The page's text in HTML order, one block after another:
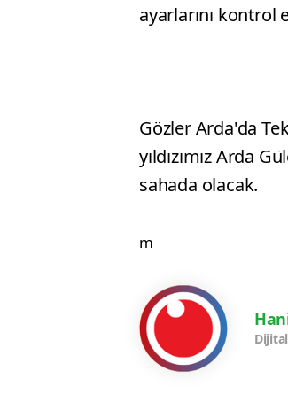
ayarlarını
Gözler Arda'da
yıldızımız Arda
sahada olacak.
m